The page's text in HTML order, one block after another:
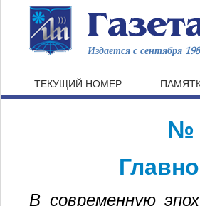
Издается с сентября
ТЕКУЩИЙ НОМЕР
№
В современную